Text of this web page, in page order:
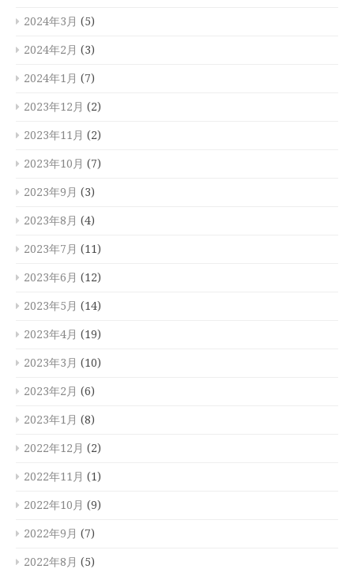
2024年3月 (5)
2024年2月 (3)
2024年1月 (7)
2023年12月 (2)
2023年11月 (2)
2023年10月 (7)
2023年9月 (3)
2023年8月 (4)
2023年7月 (11)
2023年6月 (12)
2023年5月 (14)
2023年4月 (19)
2023年3月 (10)
2023年2月 (6)
2023年1月 (8)
2022年12月 (2)
2022年11月 (1)
2022年10月 (9)
2022年9月 (7)
2022年8月 (5)